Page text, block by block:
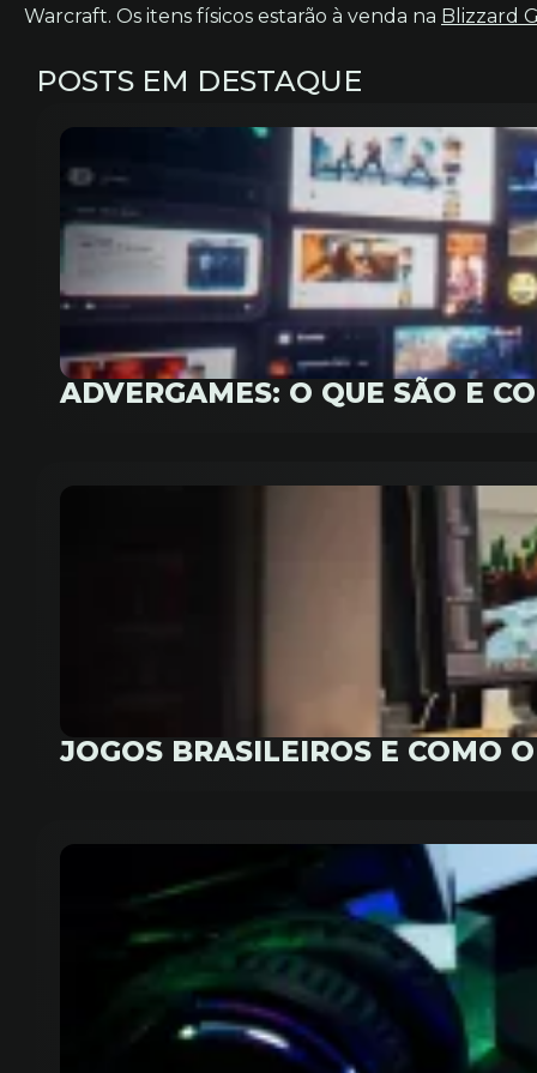
Warcraft. Os itens físicos estarão à venda na Blizzard
POSTS EM DESTAQUE
ADVERGAMES: O QUE SÃO E
JOGOS BRASILEIROS E COMO